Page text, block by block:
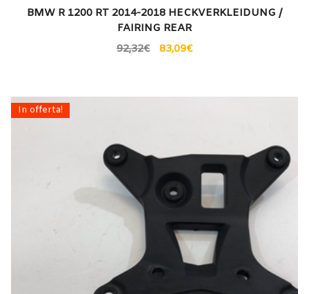
BMW R 1200 RT 2014-2018 HECKVERKLEIDUNG /
FAIRING REAR
92,32€ 83,09€
In offerta!